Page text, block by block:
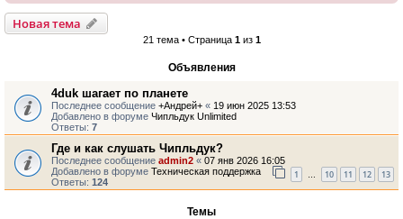
Новая тема
21 тема • Страница 1из 1
Объявления
4duk шагает по планете
Последнее сообщение +Андрей+ « 19 июн 2025 13:53
Добавлено в форуме Чипльдук Unlimited
Ответы: 7
Где и как слушать Чипльдук?
Последнее сообщение admin2 « 07 янв 2026 16:05
Добавлено в форуме Техническая поддержка
Ответы: 124
1 … 10 11 12 13
Темы